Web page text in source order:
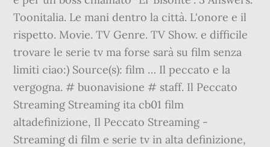
Toonitalia. Le mani dentro la città. L'onore e il
rispetto. Movie. TV Genre. TV Show. e difficile
trovare le serie tv ma forse sarà su film senza
limiti ciao:) Source(s): film … Il peccato e la
vergogna. # buonavisione # staff. Il Peccato
Streaming Streaming ita cb01 film
altadefinizione, Il Peccato Streaming -
Streaming di film e serie tv in alta definizione,